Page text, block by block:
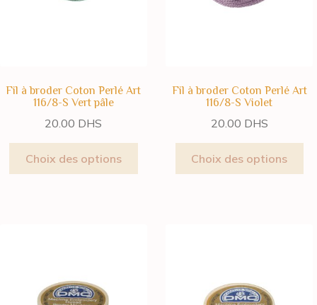
Fil à broder Coton Perlé Art
116/8-S Vert pâle
20.00 DHS
Choix des options
Fil à broder Coton Perlé Art
116/8-S Violet
20.00 DHS
Choix des options